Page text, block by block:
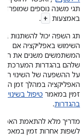
תגי משנה נוספים
באמצעות +
.
תג השפה יכול להשתנות
השימוש באפליקציה אם
המשתמשים משנים את
שלהם בהגדרות המערכת.
על ההשפעה של השינוי
האפליקציה במהלך זמן
זמין במאמר טיפול בשינויים
בהגדרות.
מדריך מלא להתאמת
לשפות אחרות זמין במאמר